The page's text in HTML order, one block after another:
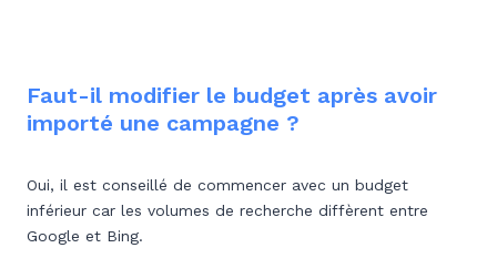
Faut-il modifier le budget après avoir
importé une campagne ?
Oui, il est conseillé de commencer avec un budget
inférieur car les volumes de recherche diffèrent entre
Google et Bing.